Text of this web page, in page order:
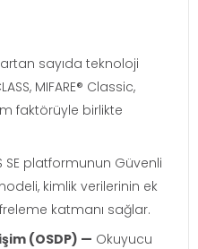
sayıda teknoloji
MIFARE® Classic,
faktörüyle birlikte
SE platformunun Güvenli
kimlik verilerinin ek
katmanı sağlar.
(OSDP) — Okuyucu